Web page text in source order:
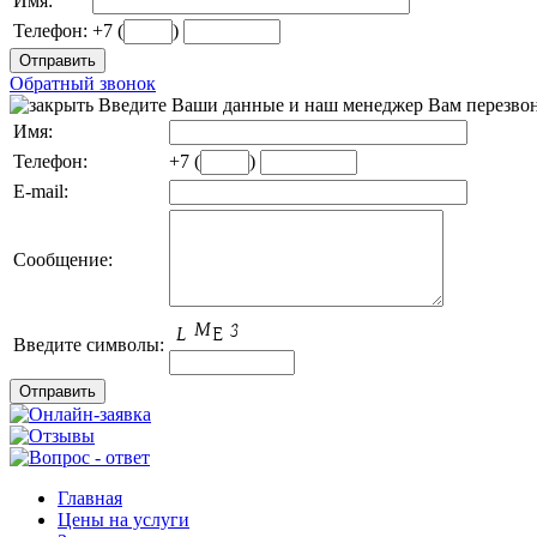
Телефон: +7 ( )
Обратный звонок
Введите Ваши данные и наш менеджер Вам
Имя:
Телефон:
+7 (
)
E-mail:
Сообщение:
Введите символы:
Главная
Цены на услуги